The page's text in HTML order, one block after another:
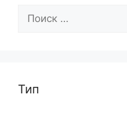
Поиск:
Тип